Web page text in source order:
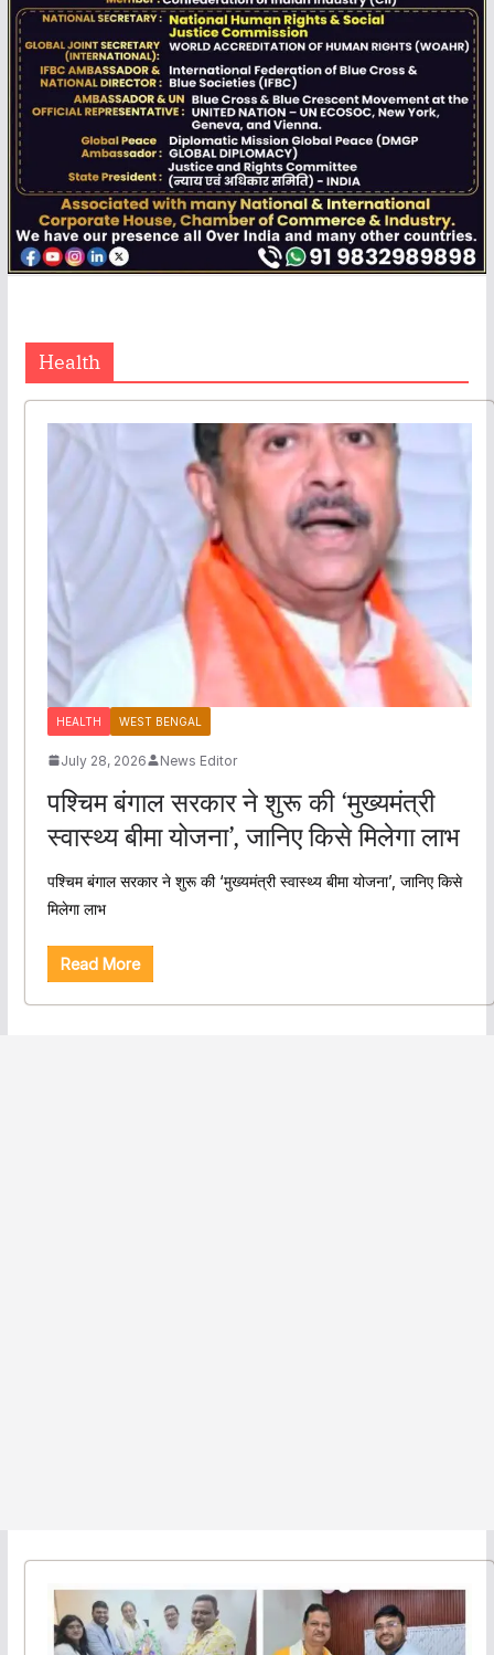
Health
HEALTH WEST BENGAL
July 28, 2026 News Editor
पश्चिम बंगाल सरकार ने शुरू की ‘मुख्यमंत्री
स्वास्थ्य बीमा योजना’, जानिए किसे मिलेगा लाभ
पश्चिम बंगाल सरकार ने शुरू की ‘मुख्यमंत्री स्वास्थ्य बीमा योजना’, जानिए किसे
मिलेगा लाभ
Read More